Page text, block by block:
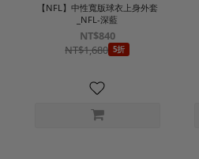
【NFL】中性寬版球衣上身外套
_NFL-深藍
NT$840
NT$1,680 5折